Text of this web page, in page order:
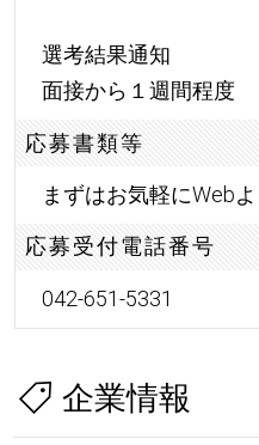
選考結果通知
面接から１週間程度
応募書類等
まずはお気軽にWeb
応募受付電話番号
042-651-5331
企業情報